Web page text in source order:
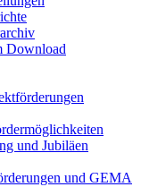
Download
und Jubiläen
und GEMA